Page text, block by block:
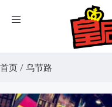
Toggle
首页 / 乌节路